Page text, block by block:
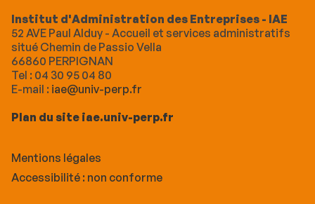
Institut d'Administration des Entreprises - IAE
52 AVE Paul Alduy - Accueil et services administratifs
situé Chemin de Passio Vella
66860 PERPIGNAN
Tel : 04 30 95 04 80
E-mail : iae@univ-perp.fr
Plan du site iae.univ-perp.fr
Mentions légales
Accessibilité : non conforme